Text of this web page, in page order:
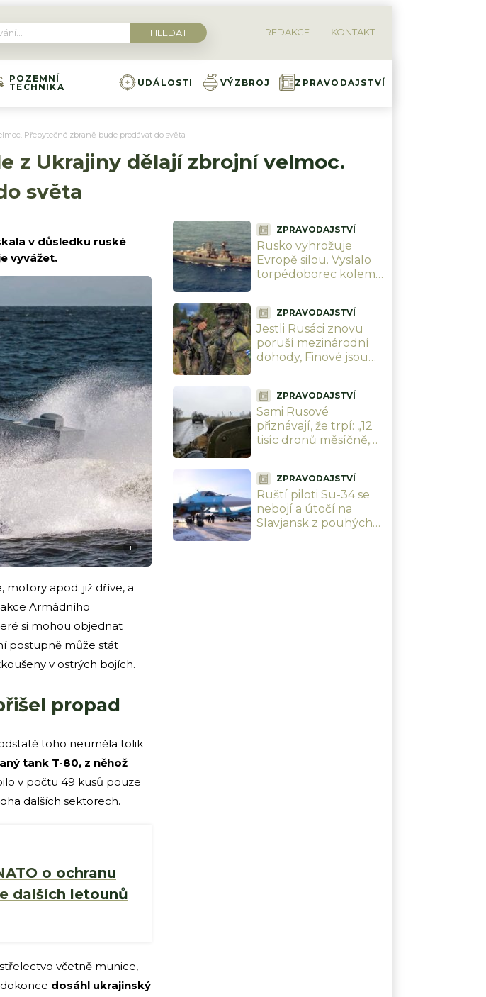
REDAKCE KONTAKT
POZEMNÍ
TECHNIKA
UDÁLOSTI VÝZBROJ ZPRAVODAJSTVÍ
Přebytečné zbraně bude prodávat do světa
z Ukrajiny dělají zbrojní velmoc.
světa
v důsledku ruské
vyvážet.
i
motory apod. již dříve, a
Armádního
si mohou objednat
postupně může stát
v ostrých bojích.
propad
toho neuměla tolik
tank T-80, z něhož
v počtu 49 kusů pouze
dalších sektorech.
o ochranu
dalších letounů
včetně munice,
dosáhl ukrajinský
ZPRAVODAJSTVÍ
Rusko vyhrožuje
Evropě silou. Vyslalo
torpédoborec kolem
chránilo své zájmy
ZPRAVODAJSTVÍ
Jestli Rusáci znovu
poruší mezinárodní
dohody, Finové jsou
schovají pod zem
ZPRAVODAJSTVÍ
Sami Rusové
přiznávají, že trpí: „12
tisíc dronů měsíčně,
nemá odpověď
ZPRAVODAJSTVÍ
Ruští piloti Su-34 se
nebojí a útočí na
Slavjansk z pouhých